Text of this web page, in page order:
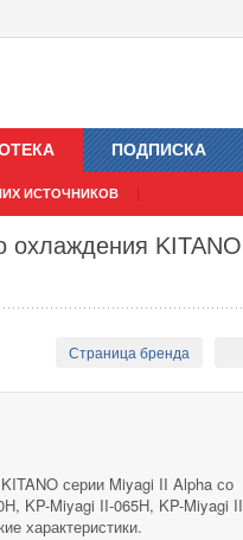
ИСТОЧНИКОВ
ПОДПИСКА
охлаждения KITANO
Страница бренда
серии Miyagi II Alpha со
KP-Miyagi II-065H, KP-Miyagi
характеристики.